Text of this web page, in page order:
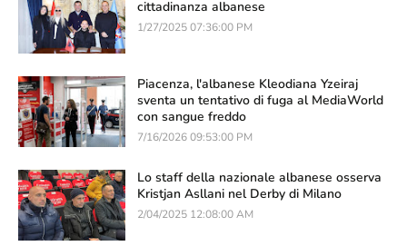
cittadinanza albanese
1/27/2025 07:36:00 PM
Piacenza, l'albanese Kleodiana Yzeiraj
sventa un tentativo di fuga al MediaWorld
con sangue freddo
7/16/2026 09:53:00 PM
Lo staff della nazionale albanese osserva
Kristjan Asllani nel Derby di Milano
2/04/2025 12:08:00 AM